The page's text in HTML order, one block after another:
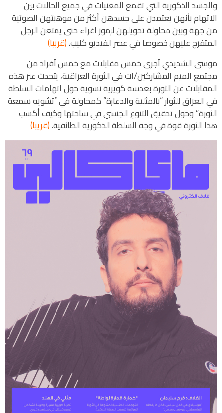
والجسد الذكورية التي تقمع المغنيات في جميع الحالات بين
الاتهام بأنهن يعتمدن على جسدهن أكثر من موهبتهن الصوتية
من جهة وبين محاولة تحويلهن لرموز اغراء حتى يمتعن الرجل
المتفرج عليهن خصوصا في عصر الفيديو كليب.(قريبا)
موسى الشديدي أجرى خمس مقابلات مع خمس أفراد من
مجتمع الميم المشاركين/ات في الثورة العراقية، يتحدث عبر هذه
المقابلات عن الثورة بعدسة كويرية نسوية حول اتهامات السلطة
في العراق للثوار “بالمثلية والدعارة” كمحاولة في “تشويه سمعة
الثورة” وحول تحقيق التنوع الجنسي في ساحتها وكيف أكسب
هذا الثورة قوة في وجه السلطة الذكورية الطائفية.(قريبا)